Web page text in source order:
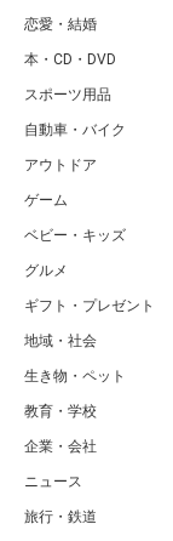
恋愛・結婚
本・CD・DVD
スポーツ用品
自動車・バイク
アウトドア
ゲーム
ベビー・キッズ
グルメ
ギフト・プレゼント
地域・社会
生き物・ペット
教育・学校
企業・会社
ニュース
旅行・鉄道